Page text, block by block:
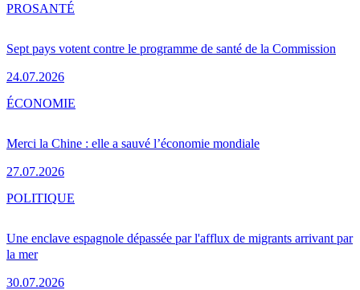
Sept pays votent contre le programme de santé de la Commission
24.07.2026
PROSANTÉ
Merci la Chine : elle a sauvé l’économie mondiale
27.07.2026
ÉCONOMIE
Une enclave espagnole dépassée par l'afflux de migrants arrivant par
la mer
30.07.2026
POLITIQUE